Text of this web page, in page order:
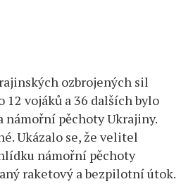
ozbrojených sil
vojáků a 36 dalších bylo
námořní pěchoty Ukrajiny.
Ukázalo se, že velitel
námořní pěchoty
raketový a bezpilotní útok.